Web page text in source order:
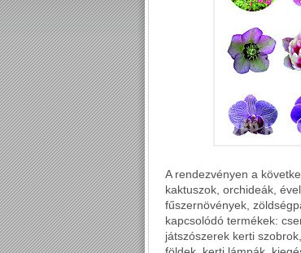
A rendezvényen a
kaktuszok, orchideák,
fűszernövények,
kapcsolódó termékek:
játszószerek kerti